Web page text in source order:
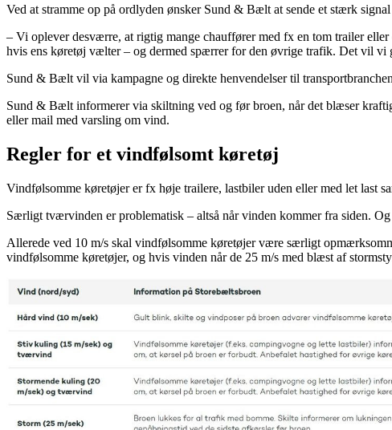
Ved at stramme op på ordlyden ønsker Sund & Bælt at sende et stærk
– Vi oplever desværre, at rigtig mange chauffører med fx en tom trailer
hvis ens køretøj vælter – og dermed spærrer for den øvrige trafik. Det vil
Sund & Bælt vil via kampagne og direkte henvendelser til
Sund & Bælt informerer via skiltning ved og før broen, når det blæser
eller mail med varsling om vind.
Regler for et vindfølsomt køretøj
Vindfølsomme køretøjer er fx høje trailere, lastbiler uden eller med let last
Særligt tværvinden er problematisk – altså når vinden kommer fra siden.
Allerede ved 10 m/s skal vindfølsomme køretøjer være særligt
vindfølsomme køretøjer, og hvis vinden når de 25 m/s med blæst af